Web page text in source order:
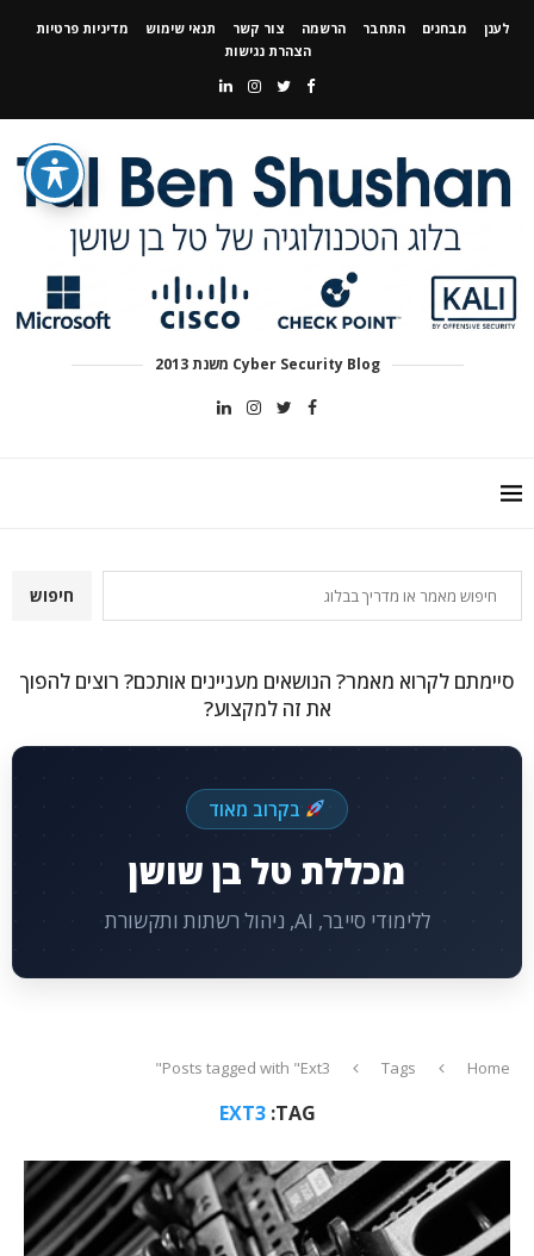
לענן מבחנים התחבר הרשמה צור קשר תנאי שימוש
מדיניות פרטיות
הצהרת נגישות
Cyber Security Blog משנת 2013
חיפוש
סיימתם לקרוא מאמר? הנושאים מעניינים אותכם? רוצים להפוך
את זה למקצוע?
בקרוב מאוד
מכללת טל בן שושן
ללימודי סייבר, AI, ניהול רשתות ותקשורת
Home
Tags
Posts tagged with "Ext3"
TAG:
EXT3